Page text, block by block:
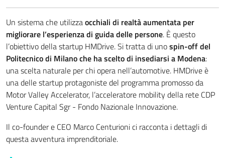
Un sistema che utilizzaocchiali di realtà aumentata per
migliorare l’esperienza di guida delle persone. È questo
l’obiettivo della startup HMDrive. Si tratta di unospin-off del
Politecnico di Milano che ha scelto di insediarsi a Modena:
una scelta naturale per chi opera nell’automotive. HMDrive è
una delle startup protagoniste del programma promosso da
Motor Valley Accelerator, l’acceleratore mobility della rete CDP
Venture Capital Sgr - Fondo Nazionale Innovazione.
Il co-founder e CEO Marco Centurioni ci racconta i dettagli di
questa avventura imprenditoriale.